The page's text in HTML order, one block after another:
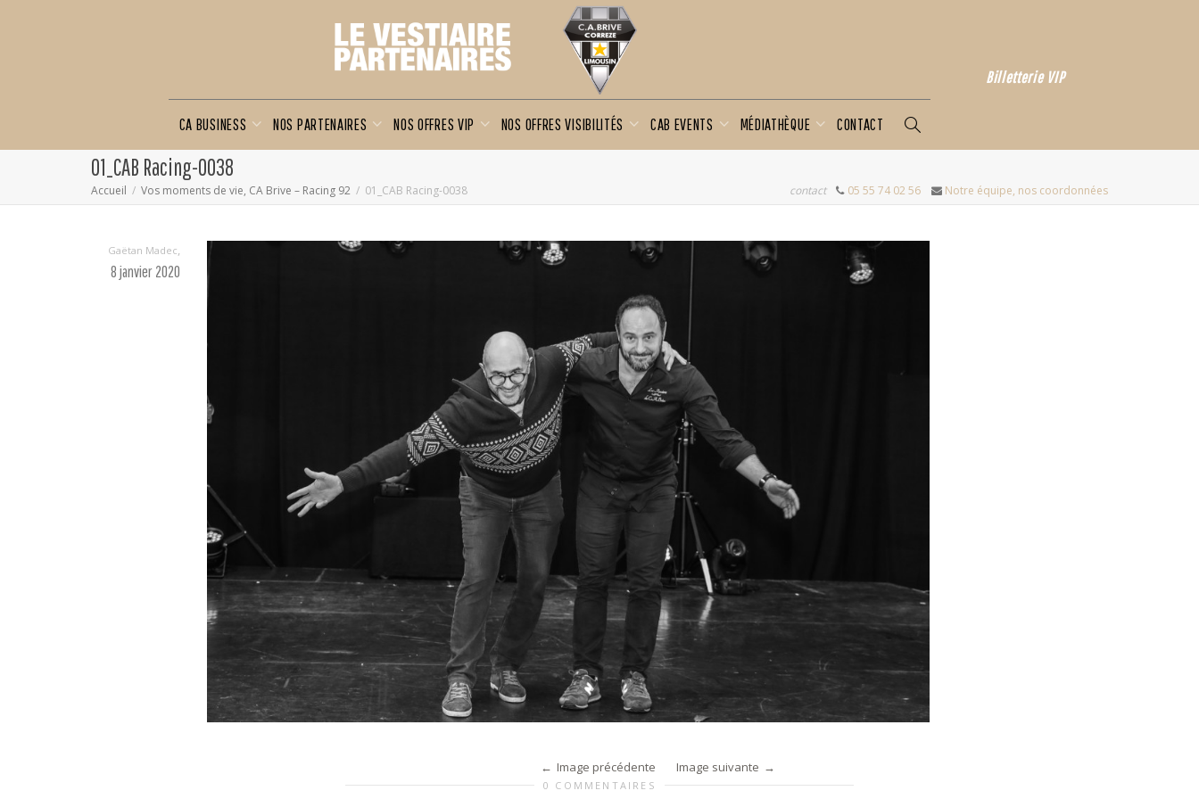
CA BUSINESS NOS PARTENAIRES NOS OFFRES VIP NOS OFFRES VISIBILITÉS CAB EVENTS MÉDIATHÈQUE CONTACT
Billetterie VIP
01_CAB Racing-0038
Accueil Vos moments de vie, CA Brive – Racing 92 01_CAB Racing-0038 contact 05 55 74 02 56 Notre équipe, nos coordonnées
Gaëtan Madec,
8 janvier 2020
Image précédente Image suivante
0 COMMENTAIRES